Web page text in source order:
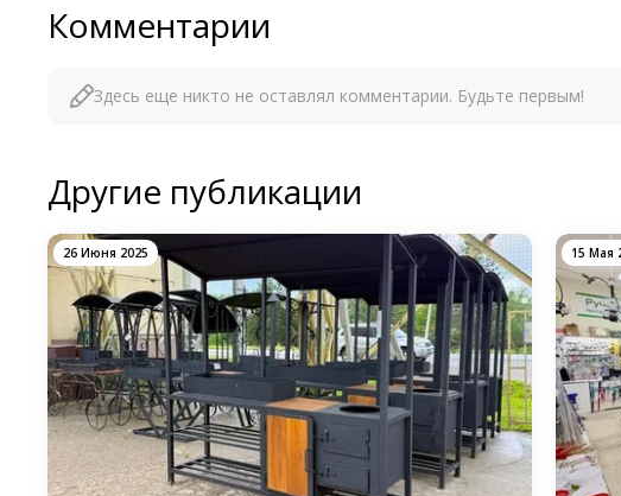
Комментарии
Здесь еще никто не оставлял комментарии. Будьте первым!
Другие публикации
26 Июня 2025 15 Мая